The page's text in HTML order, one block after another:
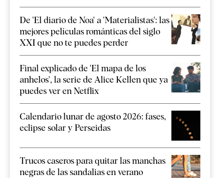
De 'El diario de Noa' a 'Materialistas': las
mejores películas románticas del siglo
XXI que no te puedes perder
Final explicado de 'El mapa de los
anhelos', la serie de Alice Kellen que ya
puedes ver en Netflix
Calendario lunar de agosto 2026: fases,
eclipse solar y Perseidas
Trucos caseros para quitar las manchas
negras de las sandalias en verano